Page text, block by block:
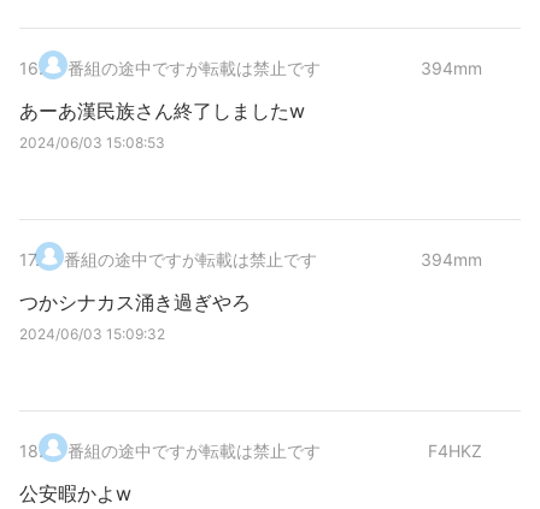
16. 番組の途中ですが転載は禁止です 394mm
あーあ漢民族さん終了しましたw
2024/06/03 15:08:53
17. 番組の途中ですが転載は禁止です 394mm
つかシナカス涌き過ぎやろ
2024/06/03 15:09:32
18. 番組の途中ですが転載は禁止です F4HKZ
公安暇かよw